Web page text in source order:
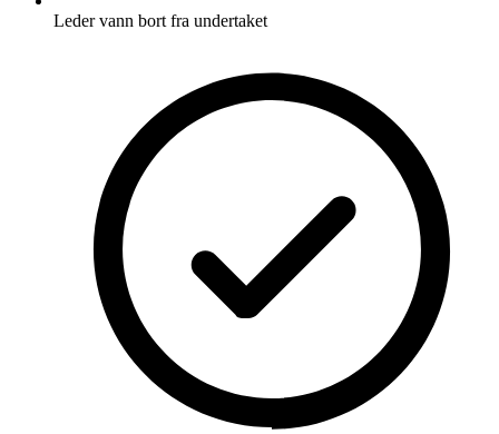
Leder vann bort fra undertaket